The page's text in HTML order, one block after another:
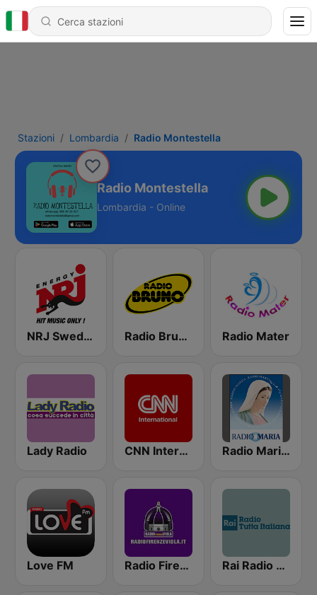
Stazioni Lombardia Radio Montestella
Radio Montestella
Lombardia - Online
NRJ Sweden Radio Bruno Fiorentina Radio Mater
Lady Radio CNN International Radio Maria Italy
Love FM Radio Firenze Viola Rai Radio Tutta Italiana